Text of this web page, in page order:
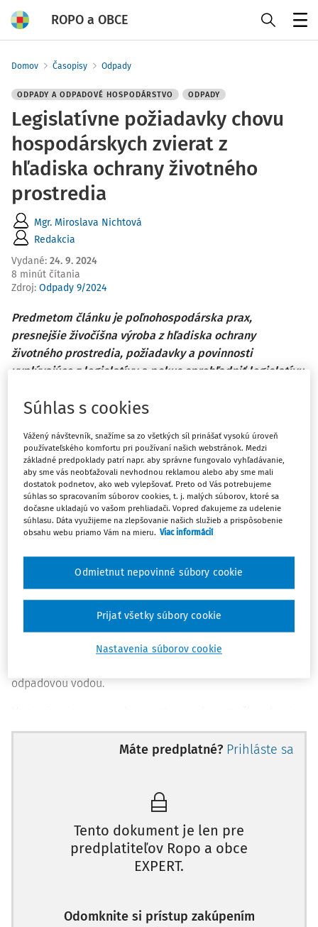
ROPO a OBCE
Domov Časopisy Odpady
ODPADY A ODPADOVÉ HOSPODÁRSTVO ODPADY
Legislatívne požiadavky chovu
hospodárskych zvierat z
hľadiska ochrany životného
prostredia
Mgr. Miroslava Nichtová
Redakcia
Vydané: 24. 9. 2024
8 minút čítania
Zdroj: Odpady 9/2024
Predmetom článku je poľnohospodárska prax,
presnejšie živočíšna výroba z hľadiska ochrany
životného prostredia, požiadavky a povinnosti
vyplývajúce z legislatívy a pokus sprehľadniť legislatívu,
životného prostredia.
Všetci veľmi dobre vieme, že živočíšna výroba je spojená
aj s produkciou exkrementov. Sú základom hospodárskych
hnojív získaných z vlastných zdrojov poľnohospodárskeho
podniku - v tomto prípade živočíšnej výroby, ktoré
zúrodňujú pôdu. Maštaľný hnoj je zmes exkrementov
(vylúčené výkaly a moč zvieratami - fyziologická
produkcia), rôzneho podielu podstielky, vody a zvyškov
krmiva. V klasických ustajneniach s priväzovaním je
spravidla produkovaný maštaľný hnoj ochudobnený o
nádrží samostatne. V novších technológiách s voľným
ustajnením býva už súčasťou maštaľného hnoja. [1]
Močovkou je sčasti rozložený moč hospodárskych zvierat
odpadovou vodou.
Hospodárskym, tekutým hnojivom je aj hnojovka, ktorá
odteká zo skladov maštaľného hnoja. Pri chove
hnojivový účinok a obsahujú chemické látky, ktoré brzdia
nádržiach. [1]
Všetky spomínané pojmy (maštaľný hnoj, hnojovka,
136/2000 Z.z.o hnojivách v z. n. p. (ďalej len "
Máte predplatné? Prihláste sa
Tento dokument je len pre
predplatiteľov Ropo a obce
EXPERT.
Odomknite si prístup zakúpením
Súhlas s cookies
Vážený návštevník, snažíme sa zo všetkých síl prinášať vysokú úroveň
používateľského komfortu pri používaní našich webstránok. Medzi
základné predpoklady patrí napr. aby správne fungovalo vyhľadávanie,
aby sme vás neobťažovali nevhodnou reklamou alebo aby sme mali
dostatok podnetov, ako web vylepšovať. Preto od Vás potrebujeme
súhlas so spracovaním súborov cookies, t. j. malých súborov, ktoré sa
dočasne ukladajú vo vašom prehliadači. Vopred ďakujeme za udelenie
súhlasu. Dáta využijeme na zlepšovanie našich služieb a prispôsobenie
obsahu webu priamo Vám na mieru. Viac informácií
Nastavenia súborov cookie
Odmietnut nepovinné súbory cookie
Prijať všetky súbory cookie